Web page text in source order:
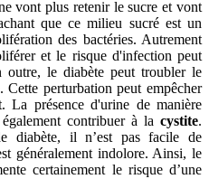
vont plus retenir le sucre et vont
que ce milieu sucré est un
des bactéries. Autrement
et le risque d'infection peut
outre, le diabète peut troubler le
perturbation peut empêcher
La présence d'urine de manière
contribuer à la cystite.
diabète, il n’est pas facile de
généralement indolore. Ainsi, le
certainement le risque d’une